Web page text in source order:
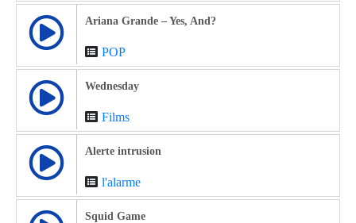
Ariana Grande – Yes, And?
POP
Wednesday
Films
Alerte intrusion
l'alarme
Squid Game